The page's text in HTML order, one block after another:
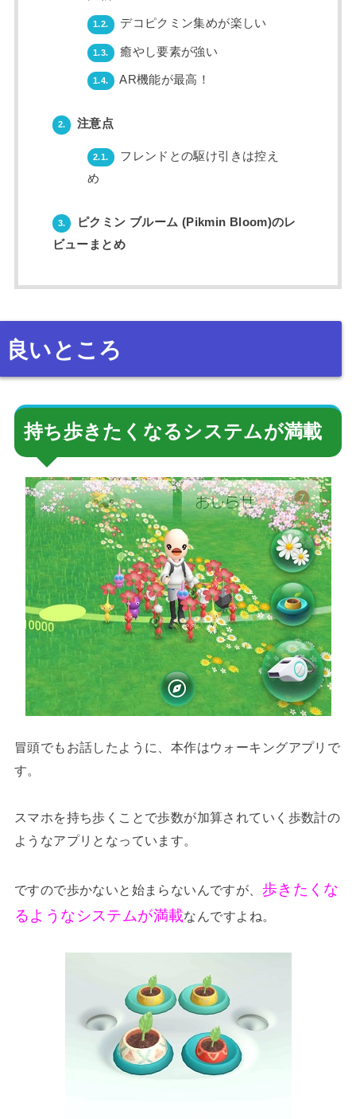
1.2. デコピクミン集めが楽しい
1.3. 癒やし要素が強い
1.4. AR機能が最高！
2. 注意点
2.1.
フレンドとの駆け引きは控え
め
3.
ピクミン ブルーム (Pikmin Bloom)のレ
ビューまとめ
良いところ
持ち歩きたくなるシステムが満載
冒頭でもお話したように、本作はウォーキングアプリで
す。
スマホを持ち歩くことで歩数が加算されていく歩数計の
ようなアプリとなっています。
ですので歩かないと始まらないんですが、 歩きたくな
るようなシステムが満載なんですよね。